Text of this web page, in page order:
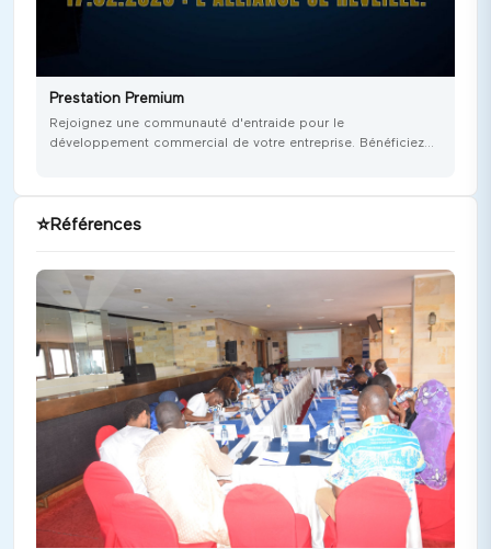
Prestation Premium
Rejoignez une communauté d'entraide pour le
développement commercial de votre entreprise. Bénéficiez
⭐Références